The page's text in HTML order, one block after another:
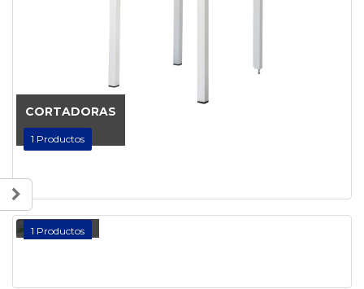
CORTADORAS
1 Productos
DIVISORA
1 Productos